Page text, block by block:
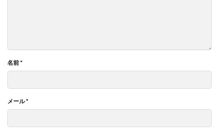
名前*
メール*